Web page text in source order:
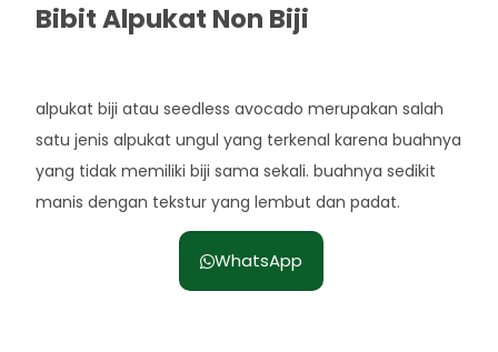
Bibit Alpukat Non Biji
alpukat biji atau seedless avocado merupakan salah
satu jenis alpukat ungul yang terkenal karena buahnya
yang tidak memiliki biji sama sekali. buahnya sedikit
manis dengan tekstur yang lembut dan padat.
WhatsApp